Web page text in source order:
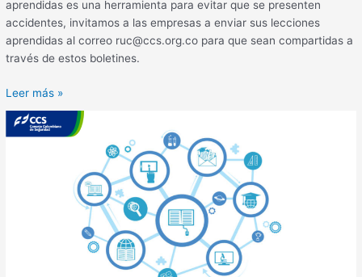
aprendidas es una herramienta para evitar que se presenten
accidentes, invitamos a las empresas a enviar sus lecciones
aprendidas al correo ruc@ccs.org.co para que sean compartidas a
través de estos boletines.
Leer más »
La
importancia
procedimientos